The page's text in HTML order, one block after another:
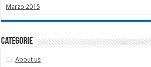
Marzo 2015
Categorie
About us